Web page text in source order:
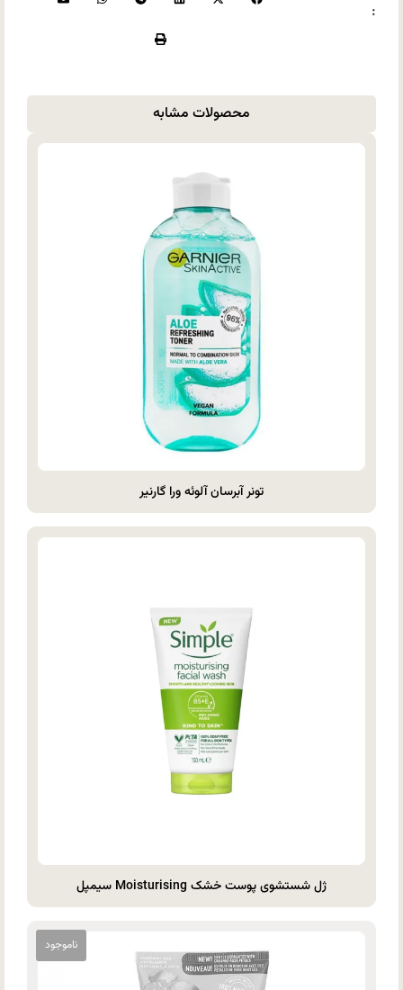
:
محصولات مشابه
تونر آبرسان آلوئه ورا گارنیر
ژل شستشوی پوست خشک Moisturising سیمپل